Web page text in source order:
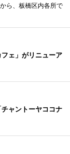
ら、板橋区内各所で
ェ」がリニューア
ャントーヤココナ